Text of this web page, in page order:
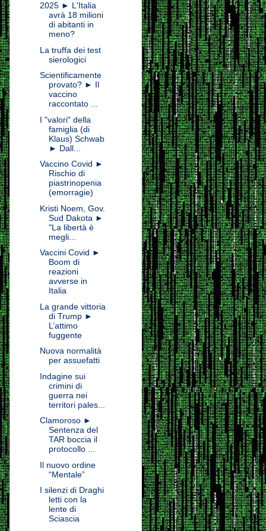
2025 ► L'Italia
avrà 18 milioni
di abitanti in
meno?
La truffa dei test
sierologici
Scientificamente
provato? ► Il
vaccino
raccontato ...
I "valori" della
famiglia (di
Klaus) Schwab
► Dall...
Vaccino Covid ►
Rischio di
piastrinopenia
(emorragie)
Kristi Noem, Gov.
Sud Dakota ►
"La libertà è
megli...
Vaccini Covid ►
Boom di
reazioni
avverse in
Italia
La grande vittoria
di Trump ►
L’attimo
fuggente
Nuova normalità
per assuefatti
Indagine sui
crimini di
guerra nei
territori pales...
Clamoroso ►
Sentenza del
TAR boccia il
protocollo ...
Il nuovo ordine
“Mentale”
I silenzi di Draghi
letti con la
lente di
Sciascia